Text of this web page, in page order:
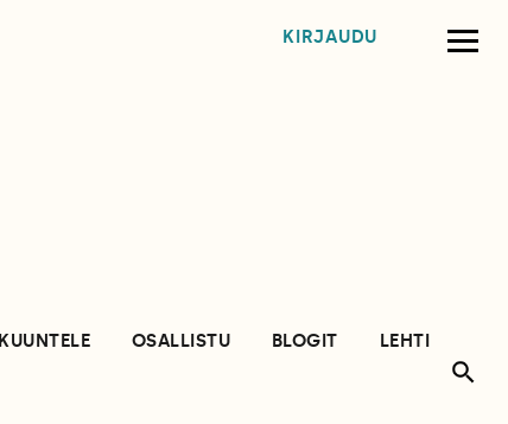
KIRJAUDU
KUUNTELE OSALLISTU BLOGIT
LEHTI